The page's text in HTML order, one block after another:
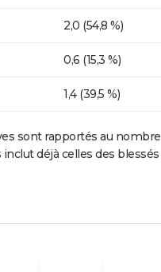
2,0 (54,8 %)
0,6 (15,3 %)
1,4 (39,5 %)
sont rapportés au nombre
déjà celles des blessés